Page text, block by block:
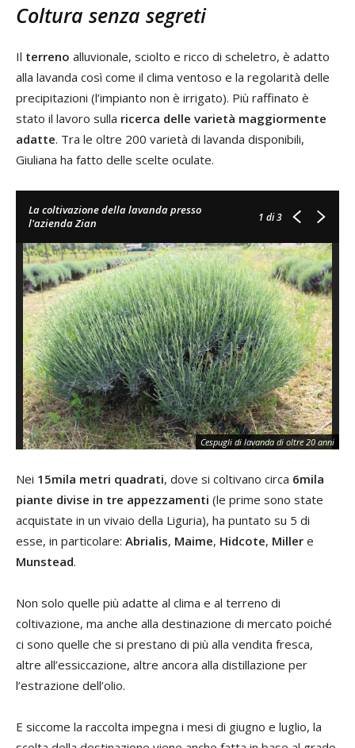
Coltura senza segreti
Il terreno alluvionale, sciolto e ricco di scheletro, è adatto
alla lavanda così come il clima ventoso e la regolarità delle
precipitazioni (l’impianto non è irrigato). Più raffinato è
stato il lavoro sulla ricerca delle varietà maggiormente
adatte. Tra le oltre 200 varietà di lavanda disponibili,
Giuliana ha fatto delle scelte oculate.
La coltivazione della lavanda presso
l'azienda Zian
1 di 3
Cespugli di lavanda di oltre 20 anni
Nei 15mila metri quadrati, dove si coltivano circa 6mila
piante divise in tre appezzamenti (le prime sono state
acquistate in un vivaio della Liguria), ha puntato su 5 di
esse, in particolare: Abrialis, Maime, Hidcote, Miller e
Munstead.
Non solo quelle più adatte al clima e al terreno di
coltivazione, ma anche alla destinazione di mercato poiché
ci sono quelle che si prestano di più alla vendita fresca,
altre all’essiccazione, altre ancora alla distillazione per
l’estrazione dell’olio.
E siccome la raccolta impegna i mesi di giugno e luglio, la